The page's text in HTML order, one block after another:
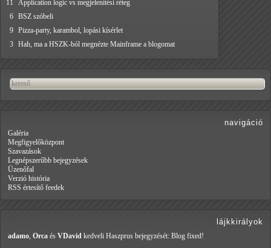
11
Application logic vs megjelenítési réteg
6 BSZ szóbeli
9 Pizza-party, karambol, lopási kísérlet
3 Hah, ma a HSZK-ból megnézte Mainframe a blogomat
navigáció
Galéria
Megfigyelőközpont
Szavazások
Legnépszerűbb bejegyzések
Üzenőfal
Verzió história
RSS értesítő feedek
lájkkirályok
adamo, Orca és VDavid kedveli Haszprus bejegyzését: Blog fixed!